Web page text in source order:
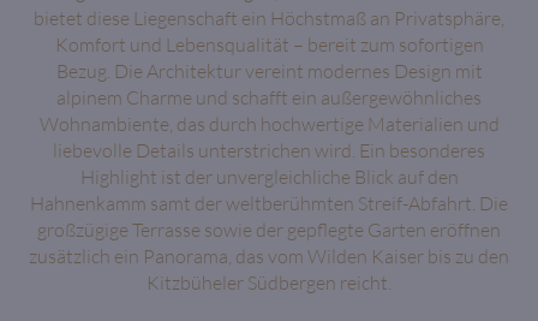
bietet diese Liegenschaft ein Höchstmaß an Privatsphäre,
Komfort und Lebensqualität – bereit zum sofortigen
Bezug. Die Architektur vereint modernes Design mit
alpinem Charme und schafft ein außergewöhnliches
Wohnambiente, das durch hochwertige Materialien und
liebevolle Details unterstrichen wird. Ein besonderes
Highlight ist der unvergleichliche Blick auf den
Hahnenkamm samt der weltberühmten Streif-Abfahrt. Die
großzügige Terrasse sowie der gepflegte Garten eröffnen
zusätzlich ein Panorama, das vom Wilden Kaiser bis zu den
Kitzbüheler Südbergen reicht.